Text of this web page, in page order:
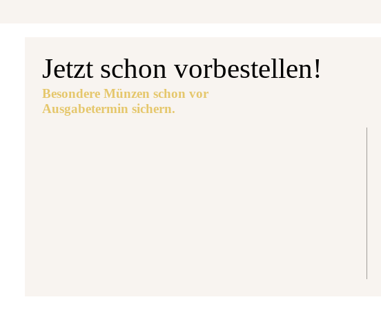
Jetzt schon vorbestellen!
Besondere Münzen schon vor
Ausgabetermin sichern.
5 Euro